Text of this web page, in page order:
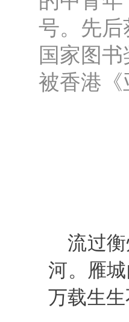
号。先
国家图
被香港
流过
河。雁
万载生